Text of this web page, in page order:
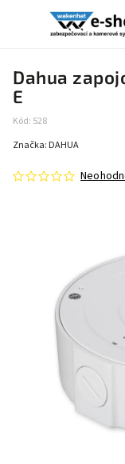
Dahua
E
Kód: 528
Značka: DAHUA